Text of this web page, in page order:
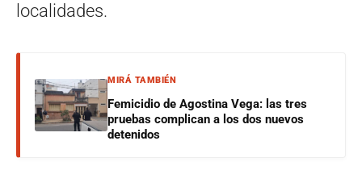
localidades.
MIRÁ TAMBIÉN
Femicidio de Agostina Vega: las tres
pruebas complican a los dos nuevos
detenidos